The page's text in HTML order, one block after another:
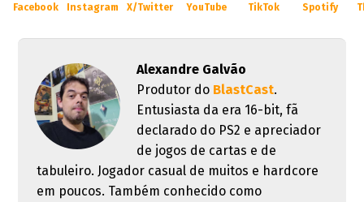
Facebook Instagram X/Twitter YouTube TikTok Spotify
Alexandre Galvão
Produtor do BlastCast.
Entusiasta da era 16-bit, fã
declarado do PS2 e apreciador
de jogos de cartas e de
tabuleiro. Jogador casual de muitos e hardcore
em poucos. Também conhecido como